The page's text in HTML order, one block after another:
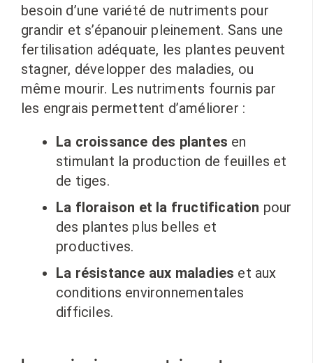
besoin d’une variété de nutriments pour
grandir et s’épanouir pleinement. Sans une
fertilisation adéquate, les plantes peuvent
stagner, développer des maladies, ou
même mourir. Les nutriments fournis par
les engrais permettent d’améliorer :
La croissance des plantes en
stimulant la production de feuilles et
de tiges.
La floraison et la fructification pour
des plantes plus belles et
productives.
La résistance aux maladies et aux
conditions environnementales
difficiles.